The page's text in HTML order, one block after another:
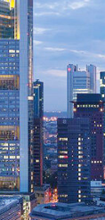
با حقوق رشد